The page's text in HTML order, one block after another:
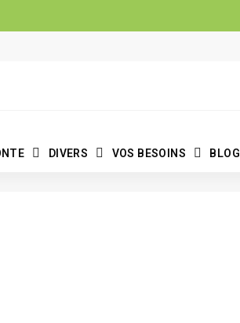
DIVERS VOS BESOINS BLOG